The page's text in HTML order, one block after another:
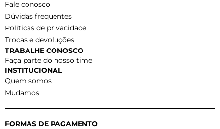
Fale conosco
Dúvidas frequentes
Políticas de privacidade
Trocas e devoluções
TRABALHE CONOSCO
Faça parte do nosso time
INSTITUCIONAL
Quem somos
Mudamos
FORMAS DE PAGAMENTO